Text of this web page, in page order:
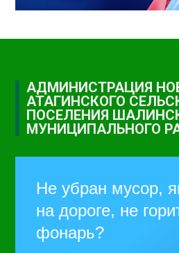
АДМИНИСТРАЦИЯ
АТАГИНСКОГО
ПОСЕЛЕНИЯ
МУНИЦИПАЛЬНОГО
Не убран мусор,
на дороге, не
фонарь?